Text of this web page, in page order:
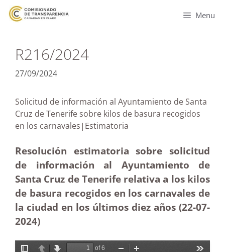
Menu
R216/2024
27/09/2024
Solicitud de información al Ayuntamiento de Santa
Cruz de Tenerife sobre kilos de basura recogidos
en los carnavales|Estimatoria
Resolución estimatoria sobre solicitud
de información al Ayuntamiento de
Santa Cruz de Tenerife relativa a los kilos
de basura recogidos en los carnavales de
la ciudad en los últimos diez años (22-07-
2024)